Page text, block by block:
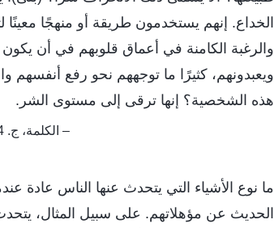
الخداع. إنهم يستخدمون طريقة أو منهجًا
والرغبة الكامنة في أعماق قلوبهم في أن يكون
ويعبدونهم، كثيرًا ما توجههم نحو رفع أنفسهم
هذه الشخصية؟ إنها ترقى إلى مستوى الشر.
– الكلمة، ج. 4. كشف أضداد المسيح. البند الرابع: يَرفعون أنفسهم ويشهدون لها
ما نوع الأشياء التي يتحدث عنها الناس عادة
الحديث عن مؤهلاتهم. على سبيل المثال،